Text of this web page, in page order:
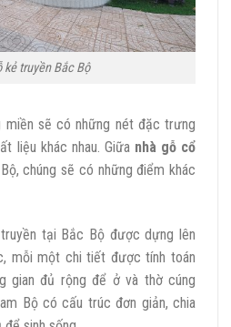
kẻ truyền Bắc Bộ
miền sẽ có những nét đặc trưng
liệu khác nhau. Giữa nhà gỗ cổ
chúng sẽ có những điểm khác
tại Bắc Bộ được dựng lên
mỗi một chi tiết được tính toán
gian đủ rộng để ở và thờ cúng
Bộ có cấu trúc đơn giản, chia